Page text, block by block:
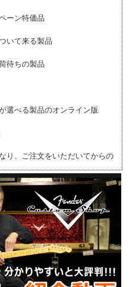
ーン特価品
いて来る製品
待ちの製品
選べる製品のオンライン版
り、ご注文をいただいてからの